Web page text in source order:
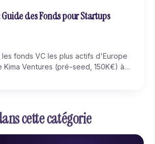
Guide des Fonds pour Startups
fonds VC les plus actifs d'Europe
Kima Ventures (pré-seed, 150K€) à
cette catégorie